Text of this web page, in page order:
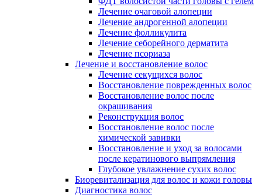
Лечение очаговой алопеции
Лечение андрогенной алопеции
Лечение фолликулита
Лечение себорейного дерматита
Лечение псориаза
Лечение и восстановление волос
Лечение секущихся волос
Восстановление поврежденных волос
Восстановление волос после
окрашивания
Реконструкция волос
Восстановление волос после
химической завивки
Восстановление и уход за волосами
после кератинового выпрямления
Глубокое увлажнение сухих волос
Биоревитализация для волос и кожи головы
Диагностика волос